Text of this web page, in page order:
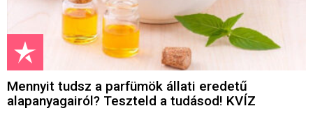
Mennyit tudsz a parfümök állati eredetű
alapanyagairól? Teszteld a tudásod! KVÍZ